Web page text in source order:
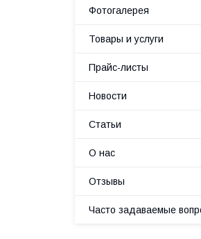
Фотогалерея
Товары и услуги
Прайс-листы
Новости
Статьи
О нас
Отзывы
Часто задаваемые